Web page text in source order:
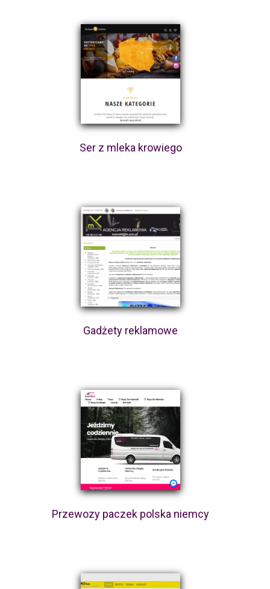
Ser z mleka krowiego
Gadżety reklamowe
Przewozy paczek polska niemcy